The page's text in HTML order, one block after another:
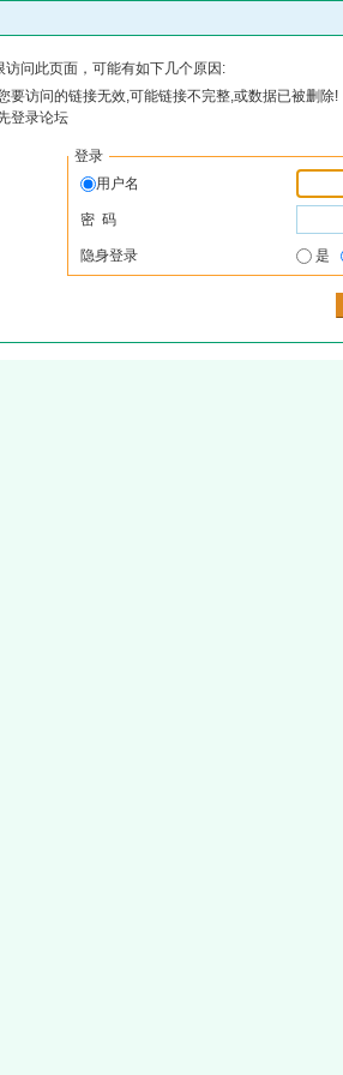
问此页面，可能有如下几个原因:
要访问的链接无效,可能链接不完整,或数据已被删除!
登录论坛
登录
用户名
密 码
隐身登录 是